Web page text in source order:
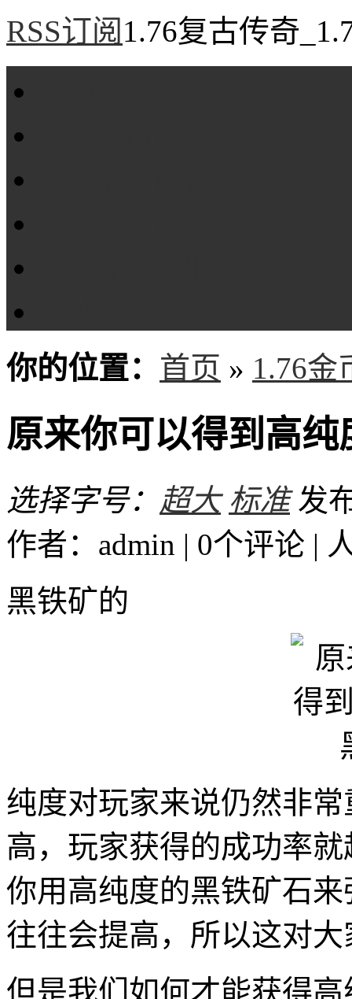
RSS订阅 1.76复古传奇
你的位置： 首页 » 1.76金
原来你可以得到高纯
选择字号： 超大 标准 发
作者：admin | 0个评论 |
黑铁矿的
纯度对玩家来说仍然非
高，玩家获得的成功率
你用高纯度的黑铁矿石
往往会提高，所以这对
但是我们如何才能获得